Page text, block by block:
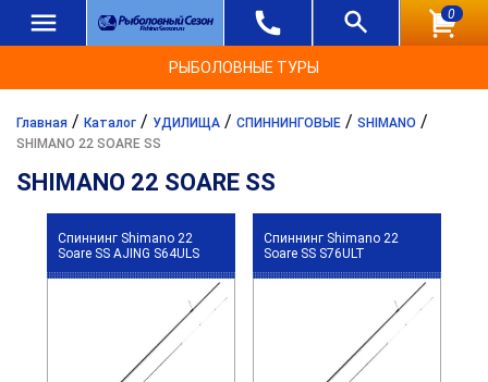
0
РЫБОЛОВНЫЕ ТУРЫ
Главная / Каталог / УДИЛИЩА / СПИННИНГОВЫЕ / SHIMANO /
SHIMANO 22 SOARE SS
SHIMANO 22 SOARE SS
Спиннинг Shimano 22
Soare SS AJING S64ULS
Спиннинг Shimano 22
Soare SS S76ULT